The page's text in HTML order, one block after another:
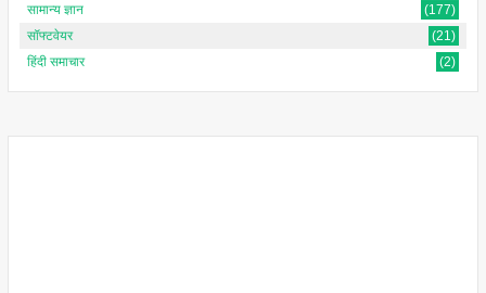
सामान्य ज्ञान
(177)
सॉफ्टवेयर
(21)
हिंदी समाचार
(2)